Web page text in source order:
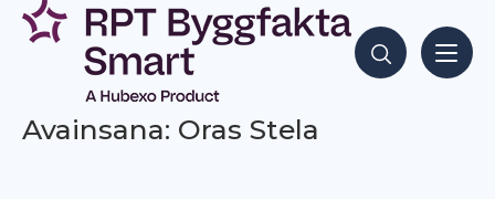
Siirry
sisältöön
Hae sisältöjä
Avainsana: Oras Stela